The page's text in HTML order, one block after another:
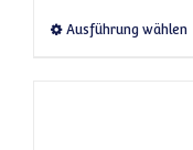
Ausführung wählen